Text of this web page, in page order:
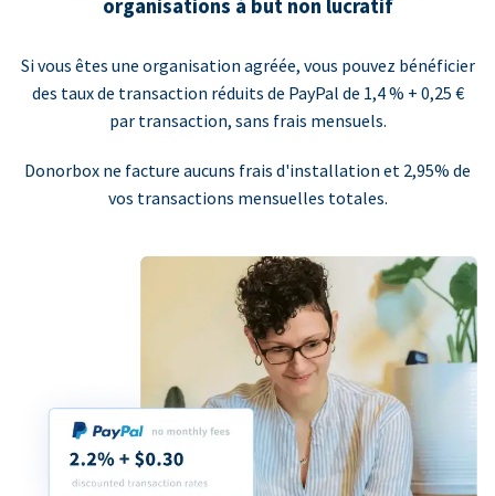
organisations à but non lucratif
Si vous êtes une organisation agréée, vous pouvez bénéficier
des taux de transaction réduits de PayPal de 1,4 % + 0,25 €
par transaction, sans frais mensuels.
Donorbox ne facture aucuns frais d'installation et 2,95% de
vos transactions mensuelles totales.